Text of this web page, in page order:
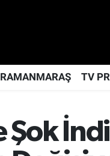
TV
Şok